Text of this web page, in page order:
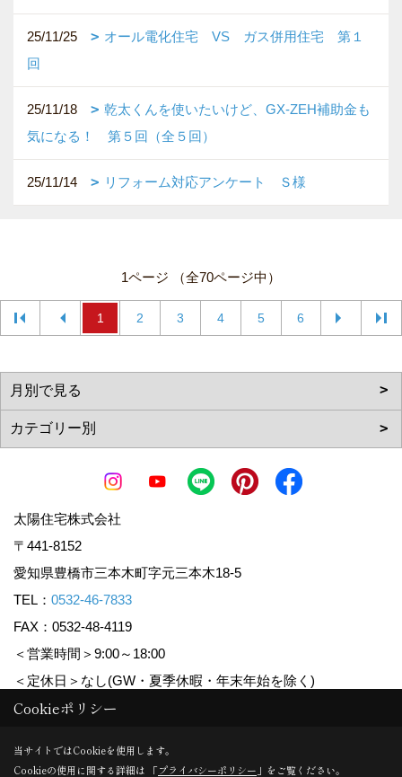
25/11/25
オール電化住宅 VS ガス併用住宅 第１
回
25/11/18
乾太くんを使いたいけど、GX-ZEH補助金も
気になる！ 第５回（全５回）
25/11/14 リフォーム対応アンケート Ｓ様
1ページ （全70ページ中）
1 2 3 4 5 6
太陽住宅株式会社
〒441-8152
愛知県豊橋市三本木町字元三本木18-5
TEL： 0532-46-7833
FAX：0532-48-4119
＜営業時間＞9:00～18:00
＜定休日＞なし(GW・夏季休暇・年末年始を除く)
Copyright (c) Taiyoujyutaku. All Rights Reserved.
Produced byゴデスクリエイト
Cookieポリシー
当サイトではCookieを使用します。
Cookieの使用に関する詳細は 「プライバシーポリシー 」をご覧ください。